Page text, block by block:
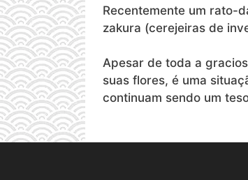
Recentemente um rato-
zakura (cerejeiras de
Apesar de toda a
suas flores, é uma
continuam sendo um